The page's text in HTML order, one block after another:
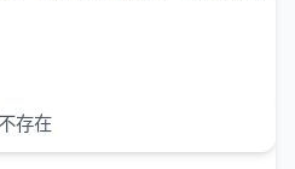
存在